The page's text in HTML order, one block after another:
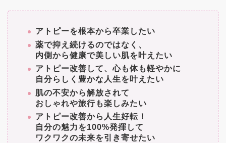
アトピーを根本から卒業したい
薬で抑え続けるのではなく、
内側から健康で美しい肌を叶えたい
アトピー改善して、心も体も軽やかに
自分らしく豊かな人生を叶えたい
肌の不安から解放されて
おしゃれや旅行も楽しみたい
アトピー改善から人生好転！
自分の魅力を100%発揮して
ワクワクの未来を引き寄せたい